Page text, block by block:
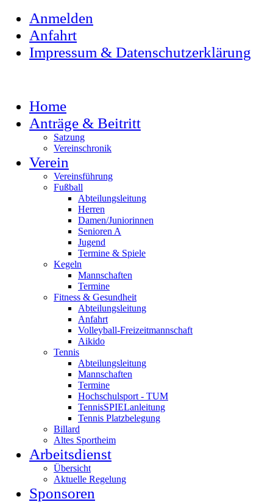
Anmelden
Anfahrt
Impressum & Datenschutzerklärung
Home
Anträge & Beitritt
Satzung
Vereinschronik
Verein
Vereinsführung
Fußball
Abteilungsleitung
Herren
Damen/Juniorinnen
Senioren A
Jugend
Termine & Spiele
Kegeln
Mannschaften
Termine
Fitness & Gesundheit
Abteilungsleitung
Anfahrt
Volleyball-Freizeitmannschaft
Aikido
Tennis
Abteilungsleitung
Mannschaften
Termine
Hochschulsport - TUM
TennisSPIELanleitung
Tennis Platzbelegung
Billard
Altes Sportheim
Arbeitsdienst
Übersicht
Aktuelle Regelung
Sponsoren